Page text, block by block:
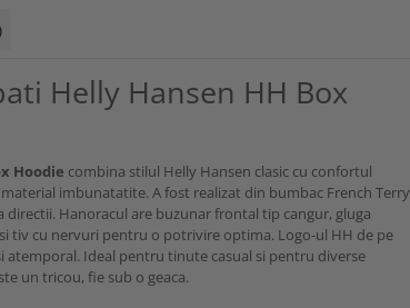
Helly Hansen HH Box
Hoodie combina stilul Helly Hansen clasic cu confortul
imbunatatite. A fost realizat din bumbac French Terry
directii. Hanoracul are buzunar frontal tip cangur, gluga
tiv cu nervuri pentru o potrivire optima. Logo-ul HH de pe
atemporal. Ideal pentru tinute casual si pentru diverse
un tricou, fie sub o geaca.